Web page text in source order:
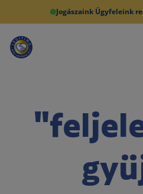
Jogászaink Ügyfeleink